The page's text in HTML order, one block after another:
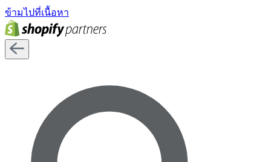
ข้ามไปที่เนื้อหา